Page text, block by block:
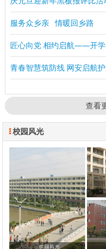
服务众乡亲 情暖回乡路
匠心向党 相约启航——开
青春智慧筑防线 网安启航
查看
校园风光